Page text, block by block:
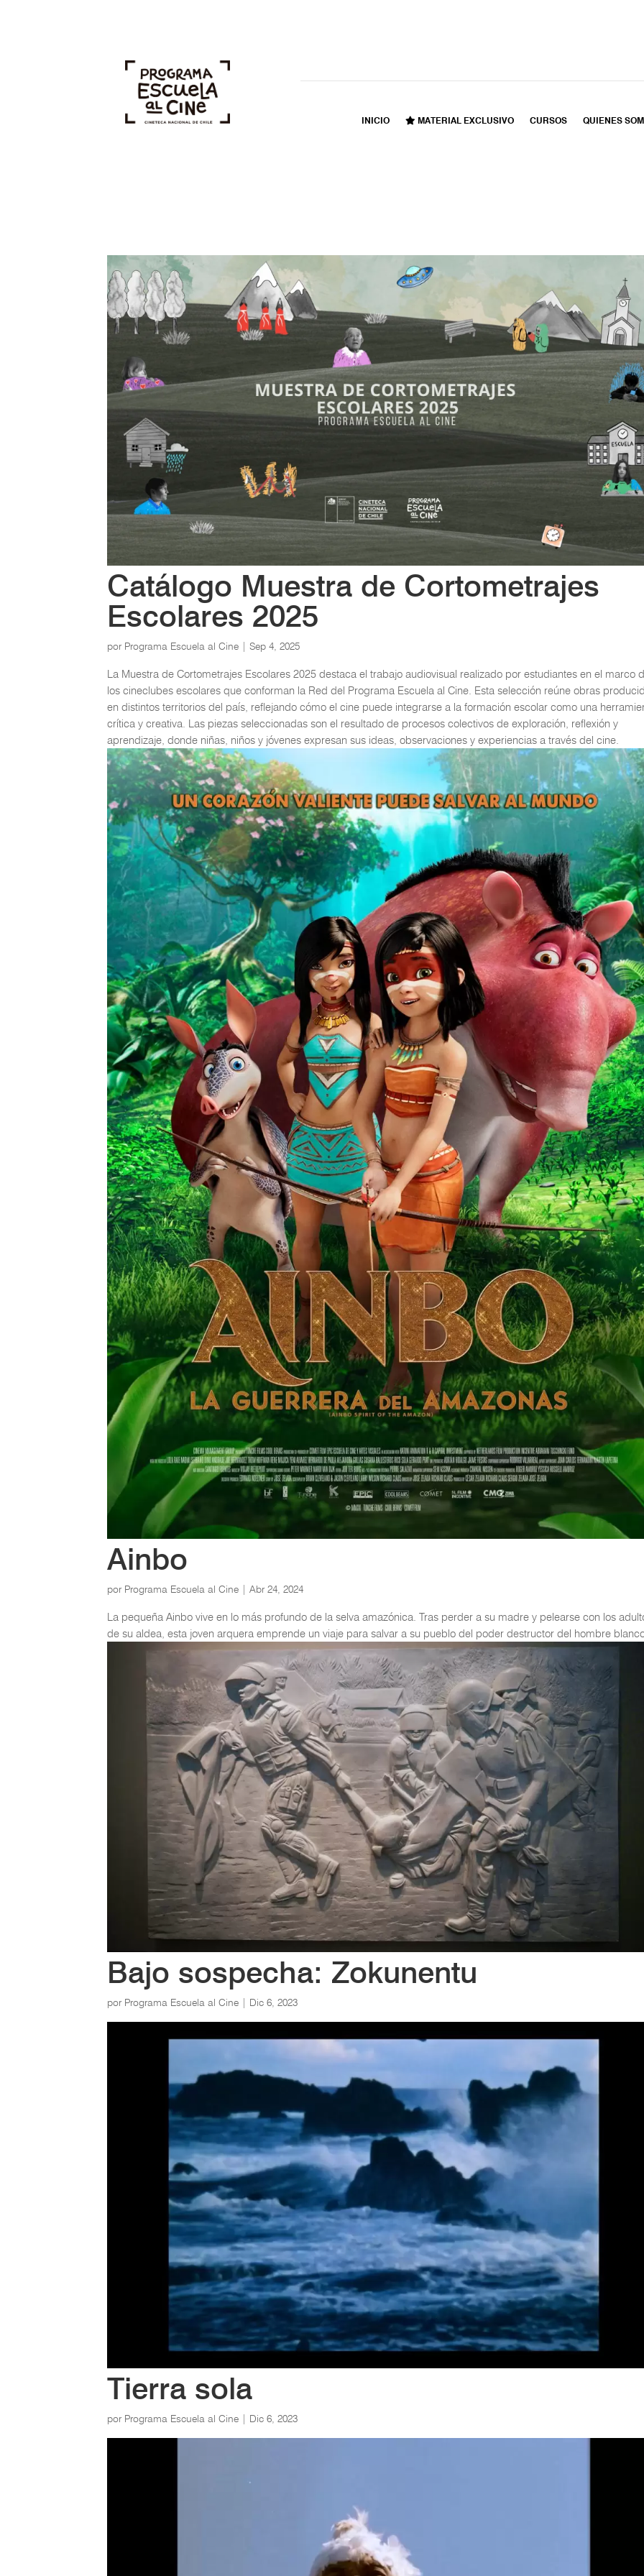
INICIO MATERIAL EXCLUSIVO CURSOS QUIENES
Catálogo Muestra de Cortometrajes
Escolares 2025
por Programa Escuela al Cine |Sep 4, 2025
La Muestra de Cortometrajes Escolares 2025 destaca el trabajo audiovisual realizado por estudiantes en el marco
los cineclubes escolares que conforman la Red del Programa Escuela al Cine. Esta selección reúne obras
en distintos territorios del país, reflejando cómo el cine puede integrarse a la formación escolar como una
crítica y creativa. Las piezas seleccionadas son el resultado de procesos colectivos de exploración, reflexión y
aprendizaje, donde niñas, niños y jóvenes expresan sus ideas, observaciones y experiencias a través del cine.
Ainbo
por Programa Escuela al Cine |Abr 24, 2024
La pequeña Ainbo vive en lo más profundo de la selva amazónica. Tras perder a su madre y pelearse con los
de su aldea, esta joven arquera emprende un viaje para salvar a su pueblo del poder destructor del hombre
Bajo sospecha: Zokunentu
por Programa Escuela al Cine Dic 6, 2023
Tierra sola
por Programa Escuela al Cine | Dic 6, 2023